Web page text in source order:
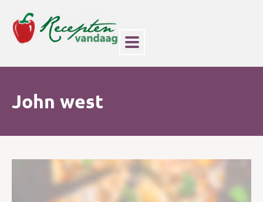
John west